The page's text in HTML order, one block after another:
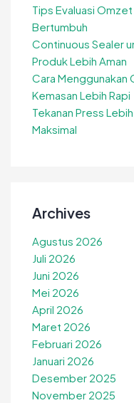
Tips Evaluasi
Bertumbuh
Continuous Sealer
Produk Lebih Aman
Cara Menggunakan
Kemasan Lebih Rapi
Tekanan Press
Maksimal
Archives
Agustus 2026
Juli 2026
Juni 2026
Mei 2026
April 2026
Maret 2026
Februari 2026
Januari 2026
Desember 2025
November 2025